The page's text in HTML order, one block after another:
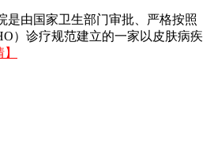
是由国家卫生部门审批、严格按照
）诊疗规范建立的一家以皮肤病疾